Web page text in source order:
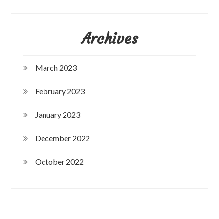
Archives
March 2023
February 2023
January 2023
December 2022
October 2022